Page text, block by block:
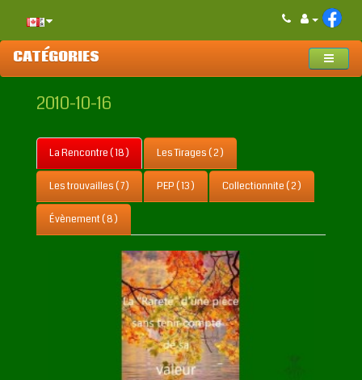
CATÉGORIES
2010-10-16
La Rencontre ( 18 ) Les Tirages ( 2 )
Les trouvailles ( 7 ) PEP ( 13 ) Collectionnite ( 2 )
Évènement ( 8 )